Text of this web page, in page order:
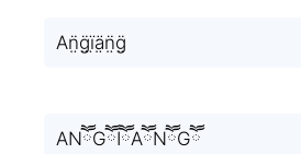
An̤̈g̤̈ï̤ä̤n̤̈g̤̈
ANཽGཽIཽAཽNཽGཽ